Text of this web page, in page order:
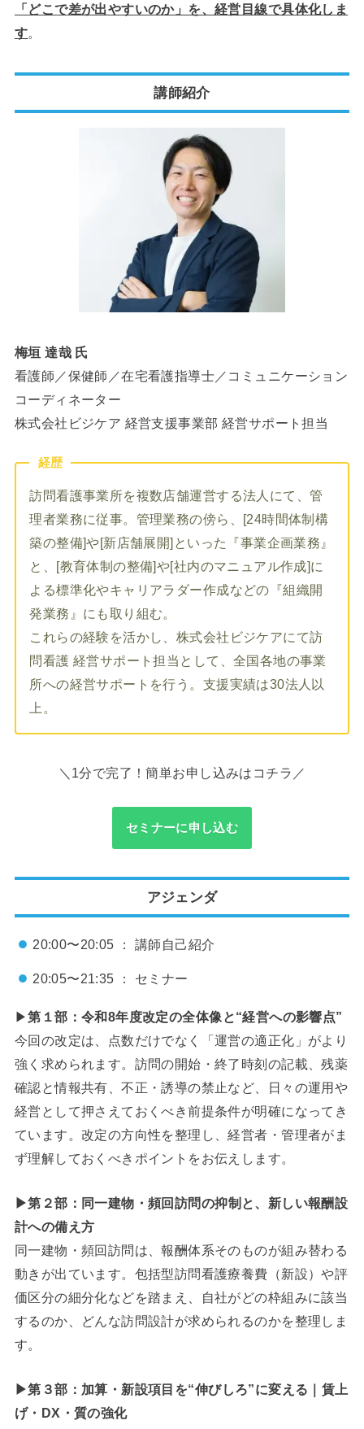
「どこで差が出やすいのか」を、経営目線で具体化しま
す
講師紹介
梅垣 達哉 氏
看護師／保健師／在宅看護指導士／コミュニケーション
コーディネーター
株式会社ビジケア 経営支援事業部 経営サポート担当
経歴
訪問看護事業所を複数店舗運営する法人にて、管
理者業務に従事。管理業務の傍ら、[24時間体制構
築の整備]や[新店舗展開]といった『事業企画業務』
と、[教育体制の整備]や[社内のマニュアル作成]に
よる標準化やキャリアラダー作成などの『組織開
発業務』にも取り組む。
これらの経験を活かし、株式会社ビジケアにて訪
問看護 経営サポート担当として、全国各地の事業
所への経営サポートを行う。支援実績は30法人以
上。
＼1分で完了！簡単お申し込みはコチラ／
セミナーに申し込む
アジェンダ
20:00〜20:05 ： 講師自己紹介
20:05〜21:35 ： セミナー
▶第１部： 令和8年度改定の全体像と“経営への影響点”
今回の改定は、点数だけでなく「運営の適正化」がより
強く求められます。訪問の開始・終了時刻の記載、残薬
確認と情報共有、不正・誘導の禁止など、日々の運用や
経営として押さえておくべき前提条件が明確になってき
ています。改定の方向性を整理し、経営者・管理者がま
ず理解しておくべきポイントをお伝えします。
▶第２部： 同一建物・頻回訪問の抑制と、新しい報酬設
計への備え方
同一建物・頻回訪問は、報酬体系そのものが組み替わる
動きが出ています。包括型訪問看護療養費（新設）や評
価区分の細分化などを踏まえ、自社がどの枠組みに該当
するのか、どんな訪問設計が求められるのかを整理しま
す。
▶第３部： 加算・新設項目を“伸びしろ”に変える｜賃上
げ・DX・質の強化